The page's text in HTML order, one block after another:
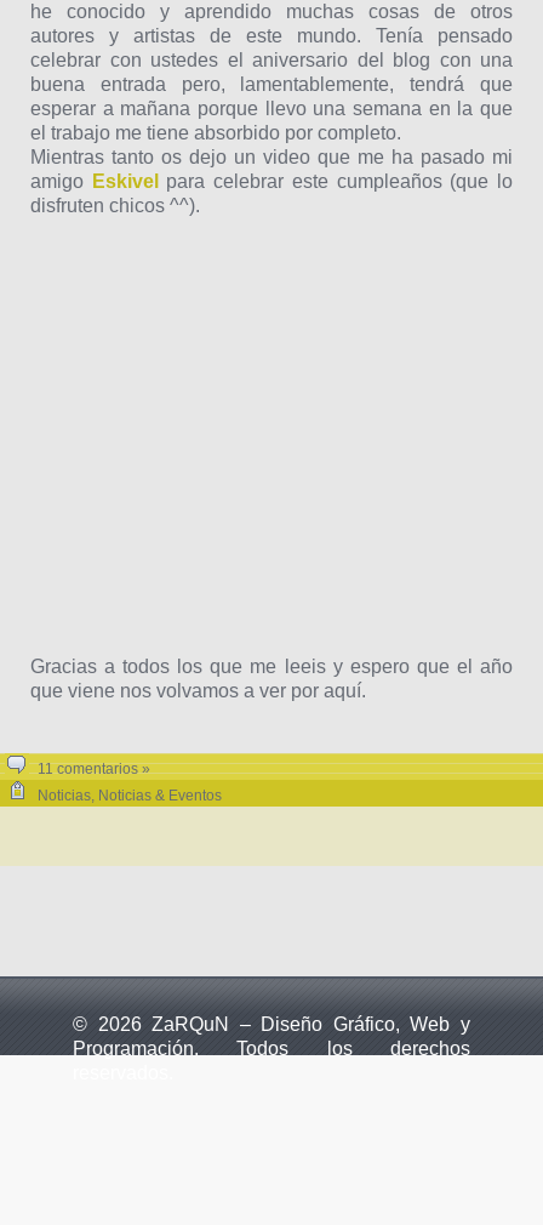
he conocido y aprendido muchas cosas de otros
autores y artistas de este mundo. Tenía pensado
celebrar con ustedes el aniversario del blog con una
buena entrada pero, lamentablemente, tendrá que
esperar a mañana porque llevo una semana en la que
el trabajo me tiene absorbido por completo.
Mientras tanto os dejo un video que me ha pasado mi
amigo Eskivel
para celebrar este cumpleaños (que lo
disfruten chicos ^^).
Gracias a todos los que me leeis y espero que el año
que viene nos volvamos a ver por aquí.
11 comentarios »
Noticias, Noticias & Eventos
© 2026 ZaRQuN – Diseño Gráfico, Web y
Programación. Todos los derechos